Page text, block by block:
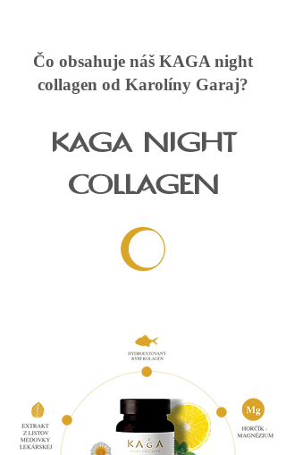
Čo obsahuje náš KAGA night
collagen od Karolíny Garaj?
KAGA NIGHT
COLLAGEN